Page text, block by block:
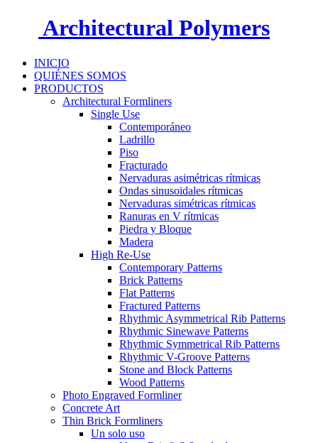
Architectural Polymers
INICIO
QUIÉNES SOMOS
PRODUCTOS
Architectural Formliners
Single Use
Contemporáneo
Ladrillo
Piso
Fracturado
Nervaduras asimétricas rítmicas
Ondas sinusoidales rítmicas
Nervaduras simétricas rítmicas
Ranuras en V rítmicas
Piedra y Bloque
Madera
High Re-Use
Contemporary Patterns
Brick Patterns
Flat Patterns
Fractured Patterns
Rhythmic Asymmetrical Rib Patterns
Rhythmic Sinewave Patterns
Rhythmic Symmetrical Rib Patterns
Rhythmic V-Groove Patterns
Stone and Block Patterns
Wood Patterns
Photo Engraved Formliner
Concrete Art
Thin Brick Formliners
Un solo uso